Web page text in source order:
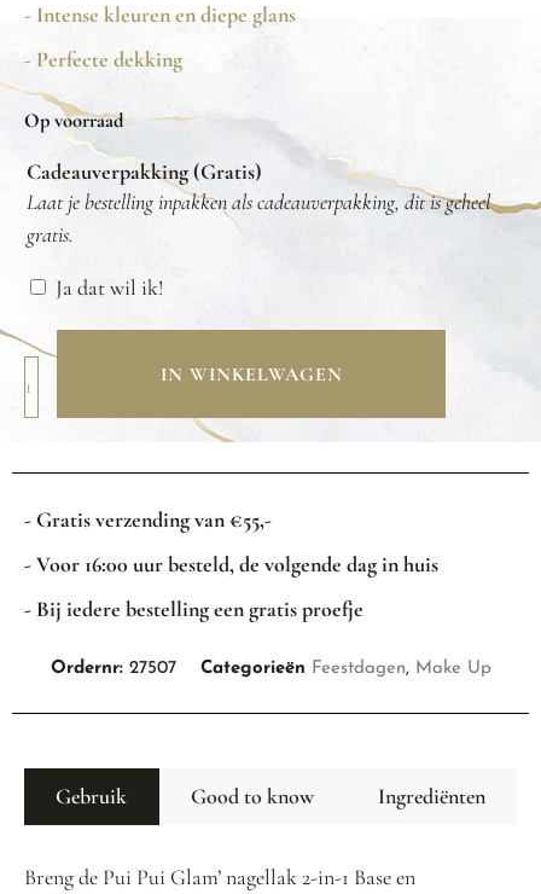
- Intense kleuren en diepe glans
- Perfecte dekking
Op voorraad
Cadeauverpakking (Gratis)
Laat je bestelling inpakken als cadeauverpakking, dit is geheel
gratis.
Ja dat wil ik!
IN WINKELWAGEN
- Gratis verzending van €55,-
- Voor 16:00 uur besteld, de volgende dag in huis
- Bij iedere bestelling een gratis proefje
Ordernr: 27507 Categorieën Feestdagen, Make Up
Gebruik Good to know Ingrediënten
Breng de Pui Pui Glam’ nagellak 2-in-1 Base en